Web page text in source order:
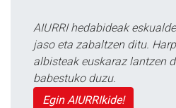
AIURRI hedabideak
jaso eta zabaltzen ditu.
albisteak euskaraz lantzen
babestuko duzu.
Egin AIURRIkide!